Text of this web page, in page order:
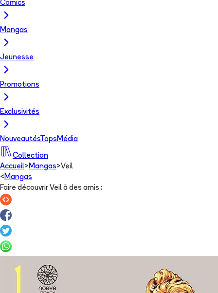
Comics
Mangas
Jeunesse
Promotions
Exclusivités
NouveautésTops Média
Collection
Accueil> Mangas>Veil
< Mangas
Faire découvrir Veil à des amis :